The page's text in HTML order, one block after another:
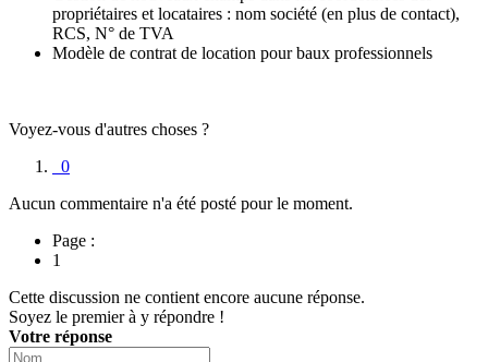
propriétaires et locataires : nom société (en plus de contact),
RCS, N° de TVA
Modèle de contrat de location pour baux professionnels
Voyez-vous d'autres choses ?
0
Aucun commentaire n'a été posté pour le moment.
Page :
1
Cette discussion ne contient encore aucune réponse.
Soyez le premier à y répondre !
Votre réponse